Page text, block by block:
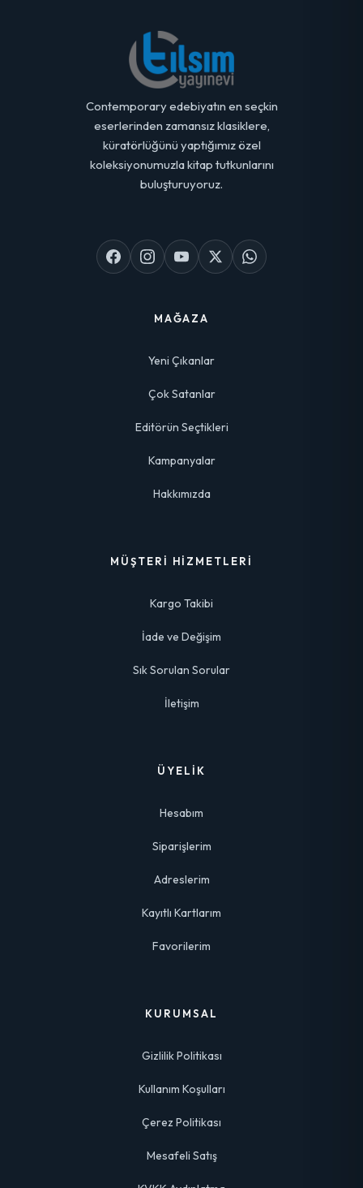
Contemporary edebiyatın en seçkin
eserlerinden zamansız klasiklere,
küratörlüğünü yaptığımız özel
koleksiyonumuzla kitap tutkunlarını
buluşturuyoruz.
MAĞAZA
Yeni Çıkanlar
Çok Satanlar
Editörün Seçtikleri
Kampanyalar
Hakkımızda
MÜŞTERI HIZMETLERI
Kargo Takibi
İade ve Değişim
Sık Sorulan Sorular
İletişim
ÜYELIK
Hesabım
Siparişlerim
Adreslerim
Kayıtlı Kartlarım
Favorilerim
KURUMSAL
Gizlilik Politikası
Kullanım Koşulları
Çerez Politikası
Mesafeli Satış